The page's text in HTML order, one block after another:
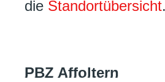
die Standortübersicht.
PBZ Affoltern